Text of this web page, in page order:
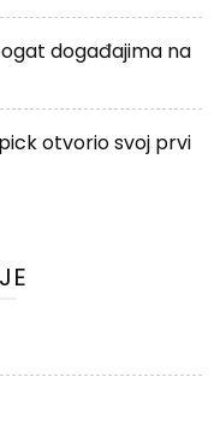
događajima na
otvorio svoj prvi